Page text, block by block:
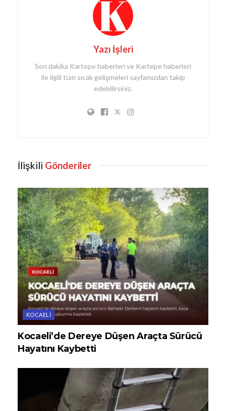
Yazı İşleri
Son dakika Kartepe haberleri ve Kartepe haberleri
ile ilgili tüm sıcak gelişmeleri sayfamızdan takip
edebilirsiniz.
İlişkili Gönderiler
KOCAELI
Kocaeli’de Dereye Düşen Araçta Sürücü
Hayatını Kaybetti